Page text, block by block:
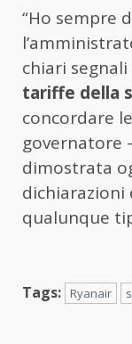
“Ho sempre
chiari
tariffe della
concordare
governatore
dimostrata
dichiarazioni
qualunque
Tags: Ryanair